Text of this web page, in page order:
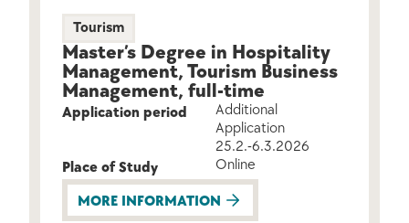
Tourism
Master’s Degree in Hospitality
Management, Tourism Business
Management, full-time
Application period
Additional
Application
25.2.-6.3.2026
Place of Study
Online
MORE INFORMATION